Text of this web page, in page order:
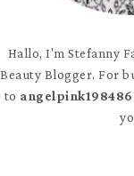
Hallo, I'm Stefanny
Beauty Blogger. For
to